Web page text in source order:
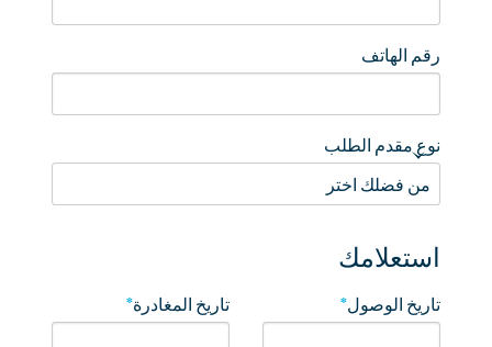
رقم الهاتف
نوع مقدم الطلب
استعلامك
تاريخ الوصول* تاريخ المغادرة*